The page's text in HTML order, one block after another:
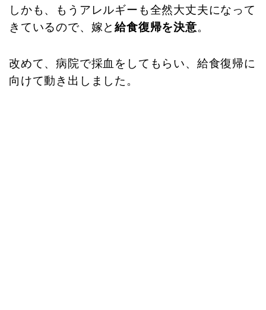
しかも、もうアレルギーも全然大丈夫になって
きているので、嫁と給食復帰を決意。
改めて、病院で採血をしてもらい、給食復帰に
向けて動き出しました。